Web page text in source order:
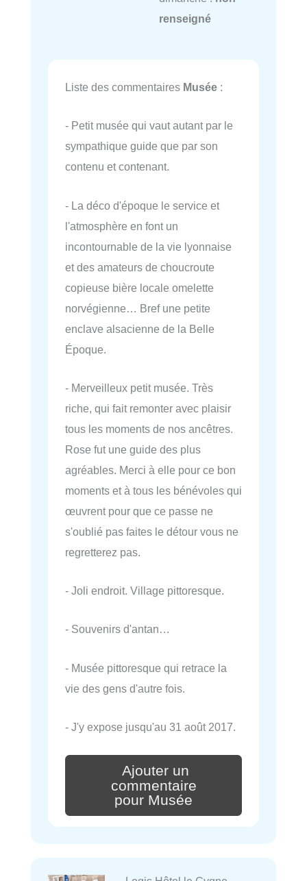
renseigné
Liste des commentaires Musée :
- Petit musée qui vaut autant par le
sympathique guide que par son
contenu et contenant.
- La déco d'époque le service et
l'atmosphère en font un
incontournable de la vie lyonnaise
et des amateurs de choucroute
copieuse bière locale omelette
norvégienne… Bref une petite
enclave alsacienne de la Belle
Époque.
- Merveilleux petit musée. Très
riche, qui fait remonter avec plaisir
tous les moments de nos ancêtres.
Rose fut une guide des plus
agréables. Merci à elle pour ce bon
moments et à tous les bénévoles qui
œuvrent pour que ce passe ne
s'oublié pas faites le détour vous ne
regretterez pas.
- Joli endroit. Village pittoresque.
- Souvenirs d'antan…
- Musée pittoresque qui retrace la
vie des gens d'autre fois.
- J'y expose jusqu'au 31 août 2017.
Ajouter un
commentaire
pour Musée